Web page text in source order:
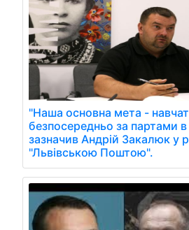
"Наша основна мета -
безпосередньо за партами
зазначив Андрій Закалюк у
"Львівською Поштою".